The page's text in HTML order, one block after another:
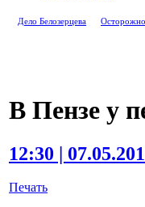
Дело Белозерцева
В Пензе у
12:30 |
Печать